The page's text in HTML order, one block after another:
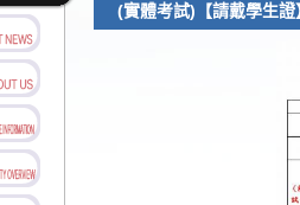
(實體考試)【請戴學生